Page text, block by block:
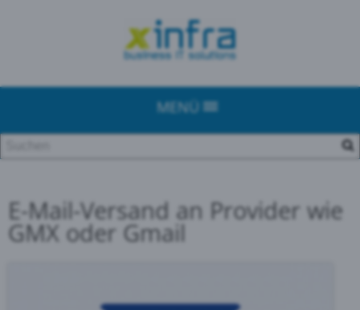
MENÜ
E-Mail-Versand an Provider wie
GMX oder Gmail